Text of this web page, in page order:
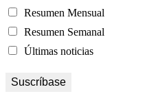
Resumen Mensual
Resumen Semanal
Últimas noticias